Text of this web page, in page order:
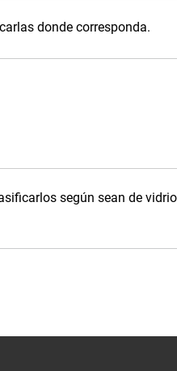
donde corresponda.
según sean de